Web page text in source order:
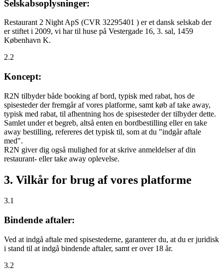
Selskabsoplysninger:
Restaurant 2 Night ApS (CVR 32295401 ) er et dansk selskab der
er stiftet i 2009, vi har til huse på Vestergade 16, 3. sal, 1459
København K.
2.2
Koncept:
R2N tilbyder både booking af bord, typisk med rabat, hos de
spisesteder der fremgår af vores platforme, samt køb af take away,
typisk med rabat, til afhentning hos de spisesteder der tilbyder dette.
Samlet under et begreb, altså enten en bordbestilling eller en take
away bestilling, refereres det typisk til, som at du "indgår aftale
med".
R2N giver dig også mulighed for at skrive anmeldelser af din
restaurant- eller take away oplevelse.
3. Vilkår for brug af vores platforme
3.1
Bindende aftaler:
Ved at indgå aftale med spisestederne, garanterer du, at du er juridisk
i stand til at indgå bindende aftaler, samt er over 18 år.
3.2